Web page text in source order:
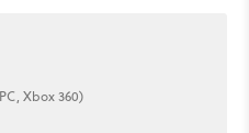
Xbox 360)